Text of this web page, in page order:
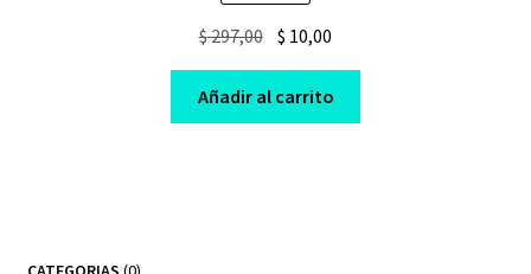
$297,00 Original
was:
$ 297,00.
$ 10,00
is:
$ 10,00.
Añadir al carrito
0